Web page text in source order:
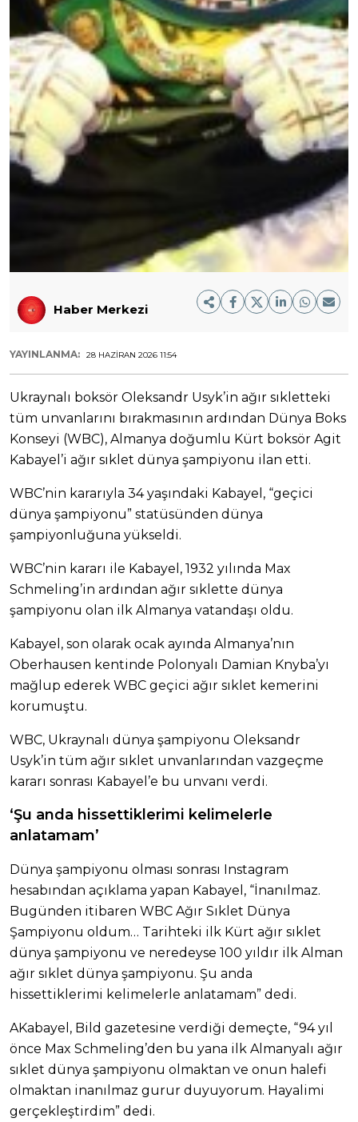
Haber Merkezi
YAYINLANMA: 28 HAZIRAN 2026 11:54
Ukraynalı boksör Oleksandr Usyk’in ağır sıkletteki
tüm unvanlarını bırakmasının ardından Dünya Boks
Konseyi (WBC), Almanya doğumlu Kürt boksör Agit
Kabayel’i ağır sıklet dünya şampiyonu ilan etti.
WBC’nin kararıyla 34 yaşındaki Kabayel, “geçici
dünya şampiyonu” statüsünden dünya
şampiyonluğuna yükseldi.
WBC’nin kararı ile Kabayel, 1932 yılında Max
Schmeling’in ardından ağır sıklette dünya
şampiyonu olan ilk Almanya vatandaşı oldu.
Kabayel, son olarak ocak ayında Almanya’nın
Oberhausen kentinde Polonyalı Damian Knyba’yı
mağlup ederek WBC geçici ağır sıklet kemerini
korumuştu.
WBC, Ukraynalı dünya şampiyonu Oleksandr
Usyk’in tüm ağır sıklet unvanlarından vazgeçme
kararı sonrası Kabayel’e bu unvanı verdi.
‘Şu anda hissettiklerimi kelimelerle
anlatamam’
Dünya şampiyonu olması sonrası Instagram
hesabından açıklama yapan Kabayel, “İnanılmaz.
Bugünden itibaren WBC Ağır Sıklet Dünya
Şampiyonu oldum… Tarihteki ilk Kürt ağır sıklet
dünya şampiyonu ve neredeyse 100 yıldır ilk Alman
ağır sıklet dünya şampiyonu. Şu anda
hissettiklerimi kelimelerle anlatamam” dedi.
AKabayel, Bild gazetesine verdiği demeçte, “94 yıl
önce Max Schmeling’den bu yana ilk Almanyalı ağır
sıklet dünya şampiyonu olmaktan ve onun halefi
olmaktan inanılmaz gurur duyuyorum. Hayalimi
gerçekleştirdim” dedi.